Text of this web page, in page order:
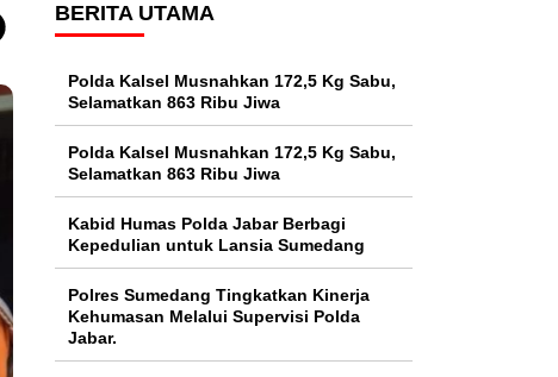
BERITA UTAMA
Polda Kalsel Musnahkan 172,5 Kg Sabu,
Selamatkan 863 Ribu Jiwa
Polda Kalsel Musnahkan 172,5 Kg Sabu,
Selamatkan 863 Ribu Jiwa
Kabid Humas Polda Jabar Berbagi
Kepedulian untuk Lansia Sumedang
Polres Sumedang Tingkatkan Kinerja
Kehumasan Melalui Supervisi Polda
Jabar.